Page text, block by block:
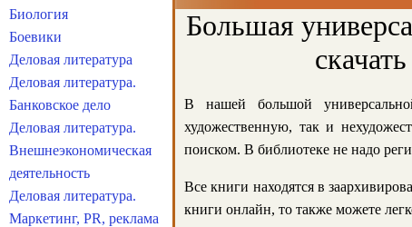
Большая
В нашей большой
художественную, так и
поиском. В библиотеке не надо
Все книги находятся в
книги онлайн, то также можете
Биология
Боевики
Деловая литература
Деловая литература.
Банковское дело
Деловая литература.
Внешнеэкономическая
деятельность
Деловая литература.
Маркетинг, PR, реклама